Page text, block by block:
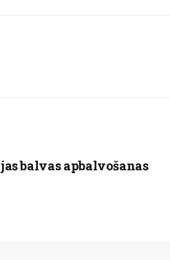
balvas apbalvošanas